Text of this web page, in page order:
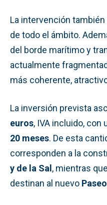
La intervención también
de todo el ámbito.
del borde marítimo y
actualmente
más coherente,
La inversión prevista
euros, IVA incluido, con
20 meses. De esta
corresponden a la
y de la Sal, mientras que
destinan al nuevo